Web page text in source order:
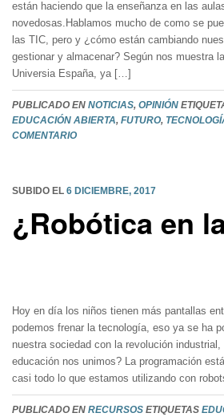
están haciendo que la enseñanza en las
novedosas.Hablamos mucho de como se
las TIC, pero y ¿cómo están cambiando
gestionar y almacenar? Según nos muestra
Universia España, ya […]
PUBLICADO EN NOTICIAS, OPINIÓN
EDUCACIÓN ABIERTA, FUTURO,
COMENTARIO
SUBIDO EL 6 DICIEMBRE, 2017
¿Robótica en
Hoy en día los niños tienen más pantallas
podemos frenar la tecnología, eso ya se ha
nuestra sociedad con la revolución
educación nos unimos? La programación
casi todo lo que estamos utilizando con
PUBLICADO EN RECURSOS ETIQUETAS